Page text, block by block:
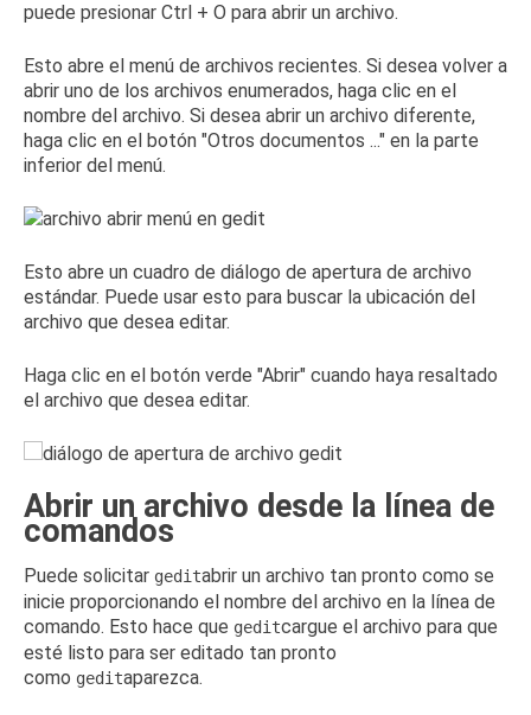
puede presionar Ctrl + O para abrir un archivo.
Esto abre el menú de archivos recientes. Si desea volver a
abrir uno de los archivos enumerados, haga clic en el
nombre del archivo. Si desea abrir un archivo diferente,
haga clic en el botón "Otros documentos ..." en la parte
inferior del menú.
Esto abre un cuadro de diálogo de apertura de archivo
estándar. Puede usar esto para buscar la ubicación del
archivo que desea editar.
Haga clic en el botón verde "Abrir" cuando haya resaltado
el archivo que desea editar.
Abrir un archivo desde la línea de
comandos
Puede solicitar geditabrir un archivo tan pronto como se
inicie proporcionando el nombre del archivo en la línea de
comando. Esto hace que geditcargue el archivo para que
esté listo para ser editado tan pronto
como geditaparezca.